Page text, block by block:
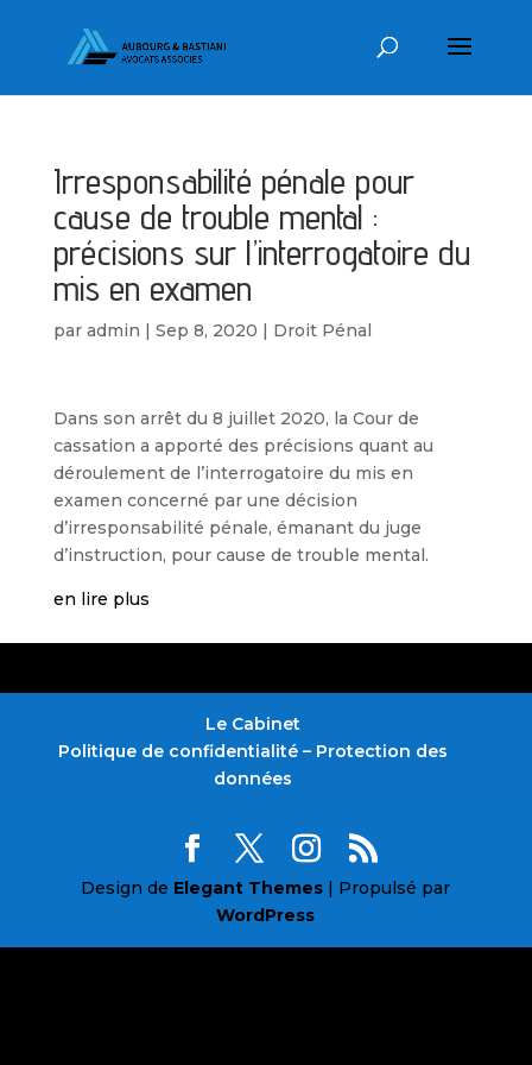
Irresponsabilité pénale pour
cause de trouble mental :
précisions sur l’interrogatoire du
mis en examen
par admin | Sep 8, 2020 | Droit Pénal
Dans son arrêt du 8 juillet 2020, la Cour de
cassation a apporté des précisions quant au
déroulement de l’interrogatoire du mis en
examen concerné par une décision
d’irresponsabilité pénale, émanant du juge
d’instruction, pour cause de trouble mental.
en lire plus
Le Cabinet
Politique de confidentialité – Protection des
données
Design de Elegant Themes | Propulsé par
WordPress